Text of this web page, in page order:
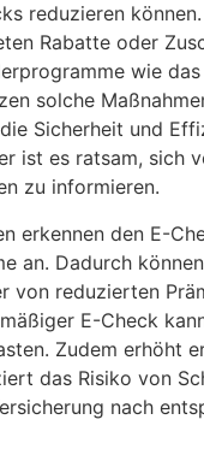
reduzieren
Rabatte oder
wie
solche
Sicherheit und
ist es ratsam, sich
zu informieren.
erkennen den E-
an. Dadurch können
von reduzierten
E-Check
Zudem erhöht
das Risiko von
nach